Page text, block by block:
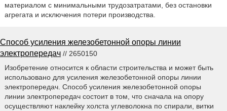
материалом с минимальными трудозатратами, без остановки
агрегата и исключения потери производства.
Способ усиления железобетонной опоры линии
электропередач // 2650150
Изобретение относится к области строительства и может быть
использовано для усиления железобетонной опоры линии
электропередач. Способ усиления железобетонной опоры
линии электропередач состоит в том, что сначала на опору
осуществляют наклейку холста углеволокна по спирали, витки